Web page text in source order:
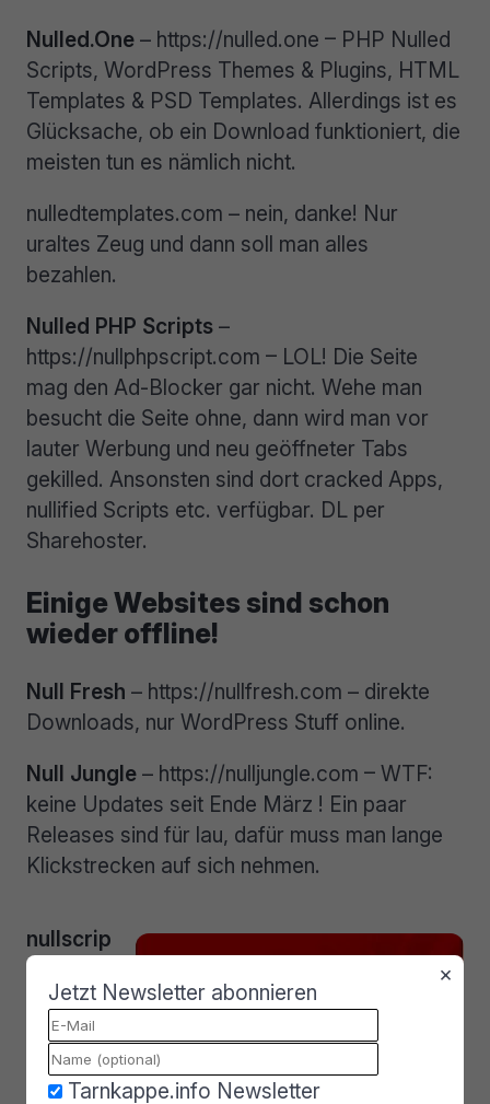
Nulled.One – https://nulled.one – PHP Nulled
Scripts, WordPress Themes & Plugins, HTML
Templates & PSD Templates. Allerdings ist es
Glücksache, ob ein Download funktioniert, die
meisten tun es nämlich nicht.
nulledtemplates.com – nein, danke! Nur
uraltes Zeug und dann soll man alles
bezahlen.
Nulled PHP Scripts –
https://nullphpscript.com – LOL! Die Seite
mag den Ad-Blocker gar nicht. Wehe man
besucht die Seite ohne, dann wird man vor
lauter Werbung und neu geöffneter Tabs
gekilled. Ansonsten sind dort cracked Apps,
nullified Scripts etc. verfügbar. DL per
Sharehoster.
Einige Websites sind schon
wieder offline!
Null Fresh – https://nullfresh.com – direkte
Downloads, nur WordPress Stuff online.
Null Jungle – https://nulljungle.com – WTF:
keine Updates seit Ende März ! Ein paar
Releases sind für lau, dafür muss man lange
Klickstrecken auf sich nehmen.
nullscrip
t Top
https://w
ww.nulls
cript.top
– Warez für WordPress, PHP, Blogger und
×
Jetzt Newsletter abonnieren
Tarnkappe.info Newsletter